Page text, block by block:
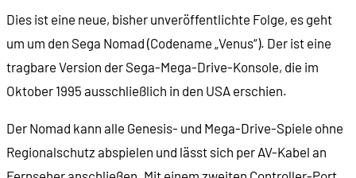
00:45:46 Themen für 2025
00:46:37 PROGRAMM - Die Weihnachtswoche 2024
00:56:02 Danksagungen, so viele Danksagungen!
Dies ist eine neue, bisher unveröffentlichte Folge, es geht
um um den Sega Nomad (Codename „Venus“). Der ist eine
tragbare Version der Sega-Mega-Drive-Konsole, die im
Oktober 1995 ausschließlich in den USA erschien.
Der Nomad kann alle Genesis- und Mega-Drive-Spiele ohne
Regionalschutz abspielen und lässt sich per AV-Kabel an